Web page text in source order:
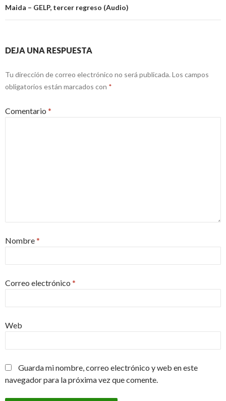
Maida – GELP, tercer regreso (Audio)
DEJA UNA RESPUESTA
Tu dirección de correo electrónico no será publicada. Los campos
obligatorios están marcados con *
Comentario *
Nombre*
Correo electrónico *
Web
Guarda mi nombre, correo electrónico y web en este
navegador para la próxima vez que comente.